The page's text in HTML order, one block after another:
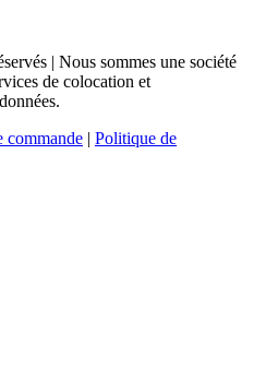
| Nous sommes une société
de colocation et
commande | Politique de